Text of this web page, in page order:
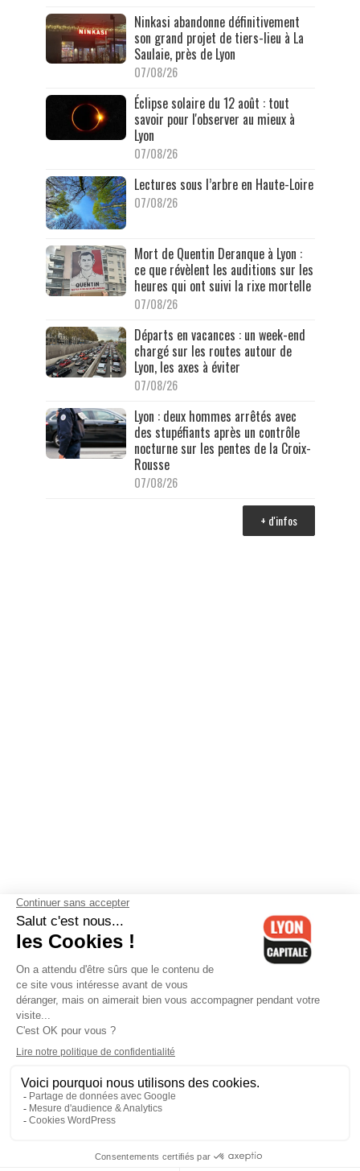
Ninkasi abandonne définitivement
son grand projet de tiers-lieu à La
Saulaie, près de Lyon
07/08/26
Éclipse solaire du 12 août : tout
savoir pour l'observer au mieux à
Lyon
07/08/26
Lectures sous l’arbre en Haute-Loire
07/08/26
Mort de Quentin Deranque à Lyon :
ce que révèlent les auditions sur les
heures qui ont suivi la rixe mortelle
07/08/26
Départs en vacances : un week-end
chargé sur les routes autour de
Lyon, les axes à éviter
07/08/26
Lyon : deux hommes arrêtés avec
des stupéfiants après un contrôle
nocturne sur les pentes de la Croix-
Rousse
07/08/26
+ d'infos
Contactez-nous-Mentions légales-CGV-Politique de
confidentialité-Gestion des cookies
Cedex 06